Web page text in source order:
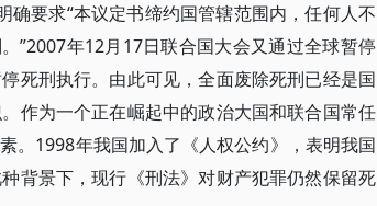
要求“本议定书缔约国管辖范围内，任何人不
”2007年12月17日联合国大会又通过全球暂停
死刑执行。由此可见，全面废除死刑已经是国
作为一个正在崛起中的政治大国和联合国常任
。1998年我国加入了《人权公约》，表明我国
背景下，现行《刑法》对财产犯罪仍然保留死